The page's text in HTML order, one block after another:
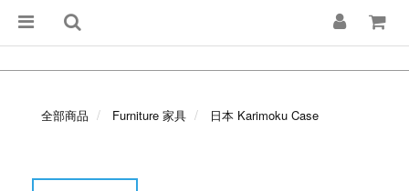
全部商品 Furniture 家具 日本 Karimoku Case